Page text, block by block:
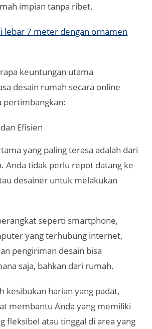
impian tanpa ribet.
keuntungan utama
desain rumah secara online
pertimbangkan:
Efisien
yang paling terasa adalah dari
Anda tidak perlu repot datang ke
desainer untuk melakukan
seperti smartphone,
yang terhubung internet,
pengiriman desain bisa
saja, bahkan dari rumah.
kesibukan harian yang padat,
membantu Anda yang memiliki
fleksibel atau tinggal di area yang